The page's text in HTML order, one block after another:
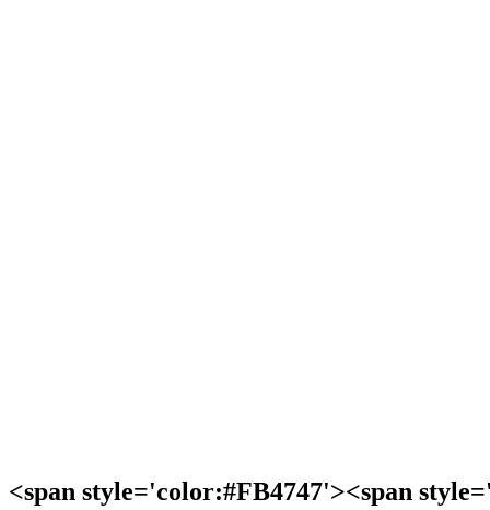
<span style='color:#FB4747'><span